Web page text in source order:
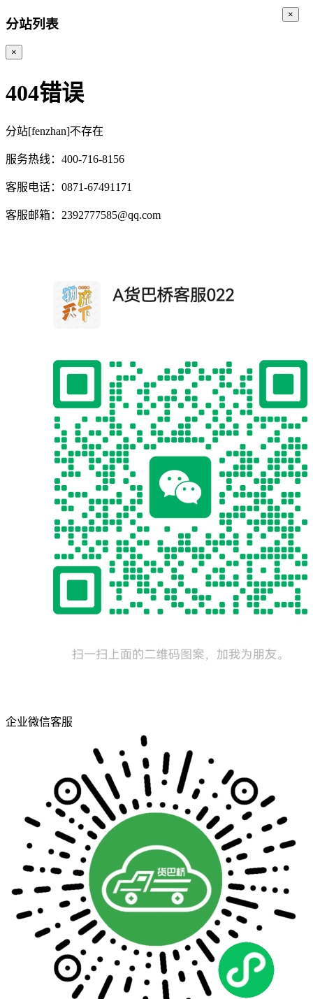
分站列表
×
404错误
分站[fenzhan]不存在
服务热线：400-716-8156
客服电话：0871-67491171
客服邮箱：2392777585@qq.com
企业微信客服
×